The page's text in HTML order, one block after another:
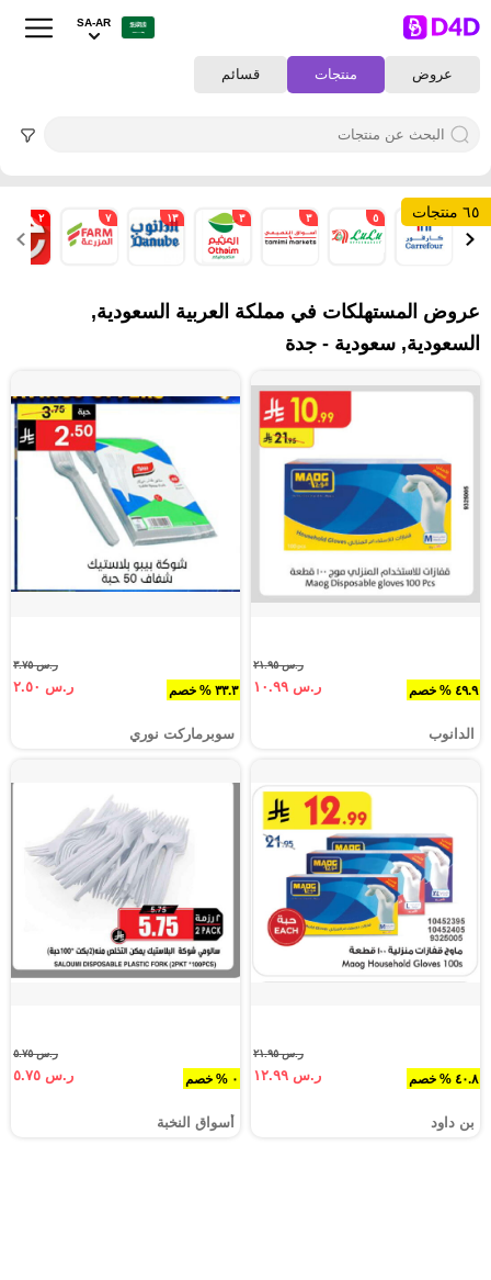
عروض منتجات قسائم
SA-AR
٦٥ منتجات ١ ٥ ٣ ٣ ١٣ ٧ ٢
عروض المستهلكات في مملكة العربية السعودية,
السعودية, سعودية - جدة
٤٩.٩ % خصم
ر.س ٢١.٩٥
ر.س ١٠.٩٩
الدانوب
٣٣.٣ % خصم
ر.س ٣.٧٥
ر.س ٢.٥٠
سوبرماركت نوري‎
٤٠.٨ % خصم
ر.س ٢١.٩٥
ر.س ١٢.٩٩
بن داود
٠ % خصم
ر.س ٥.٧٥
ر.س ٥.٧٥
أسواق النخبة